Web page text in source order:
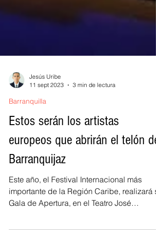
Jesús Uribe
11 sept 2023
Barranquilla
Estos serán los artistas
europeos que abrirán el telón del
Este año, el Festival Internacional más
importante de la Región Caribe, realizará
Consuegra...